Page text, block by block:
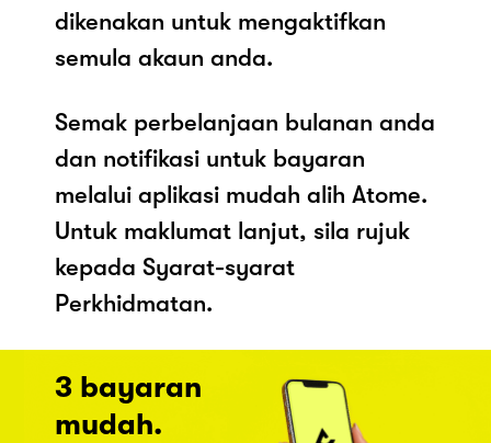
dikenakan untuk mengaktifkan
semula akaun anda.
Semak perbelanjaan bulanan anda
dan notifikasi untuk bayaran
melalui aplikasi mudah alih Atome.
Untuk maklumat lanjut, sila rujuk
kepada Syarat-syarat
Perkhidmatan.
3 bayaran
mudah.